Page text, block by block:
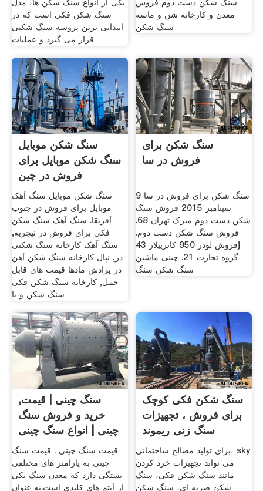
یکی از انواع سنگ شکن ها، مدل
سنگ شکن فکی است که در
ابتدایی ترین پروسه سنگ شکنی
قرار می گیرد و عملیات
سنگ شکن دست دوم فروش
معدن و کارخانه شن و ماسه
سنگ شکن
سنگ شکن موبایل
سنگ شکن موبایل برای
فروش در چین
سنگ شکن موبایل سنگ آهک
موبایل برای فروش در جنوب
آفریقا. سنگ آهک سنگ شکن
فکی برای فروش در نیجریه,
سنگ آهک کارخانه سنگ شکنی
در, نپال کارخانه سنگ شکن آهن
در پرادش مادها قیمت های قابل
حمل, کارخانه سنگ شکن فکی
سنگ شکن و یا
سنگ شکن برای
فروش در سا
سنگ شکن برای فروش در سا 9
سپتامبر 2015 فروش سنگ
شکن دست دوم میرک تهران 68.
فروش سنگ شکن دست دوم.
فروش لودر 950 کاترپیلار 43j
گروه تجارت 21. چینی ماشین
سنگ شکن سنگ
سنگ چینی | قیمت,
خرید و فروش سنگ
چینی | انواع سنگ چینی
قیمت سنگ چینی . قیمت سنگ
چینی به پارامتر های مختلفی
بستگی دارد که معدن سنگ یکی
از آیتم های کلیدی است.به عنوان
سنگ شکن فکی کوچک
برای فروش ، تجهیزات
سنگ زنی ریموند
برای تولید مصالح ساختمانی، sky
می تواند تجهیزات خرد کردن
مانند سنگ شکن فکی، سنگ
شکن ضربه ای، سنگ شکن